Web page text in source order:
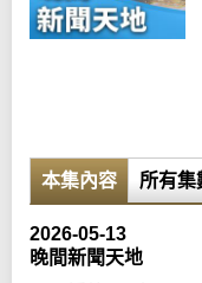
本集內容 所有集
2026-05-13
晚間新聞天地